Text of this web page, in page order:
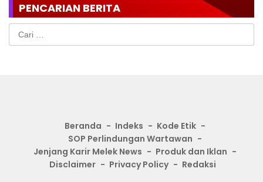
PENCARIAN BERITA
Cari
untuk:
Beranda Indeks
Kode Etik
SOP Perlindungan Wartawan
Jenjang Karir Melek News
Produk dan Iklan
Disclaimer
Privacy Policy Redaksi